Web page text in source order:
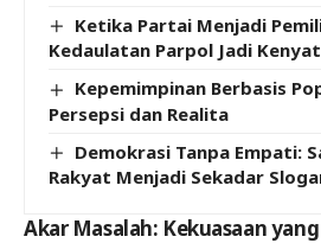
Ketika Partai Menjadi
Kedaulatan Parpol Jadi
Kepemimpinan Berbasis
Persepsi dan Realita
Demokrasi Tanpa Empati:
Rakyat Menjadi Sekadar
Akar Masalah: Kekuasaan